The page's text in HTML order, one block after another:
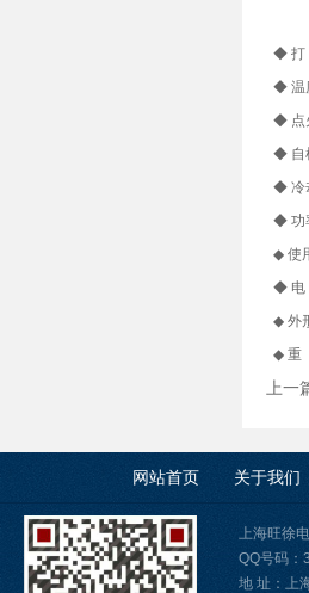
闪
◆ 打
◆ 温
◆ 点
◆ 自
◆ 冷
◆ 功
◆ 使
◆ 电
◆ 外
◆ 重
上一
网站首页 关于我们
上海旺徐
QQ号码：
地 址：上